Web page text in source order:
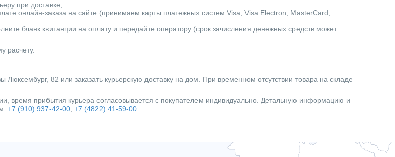
при доставке;
онлайн-заказа на сайте (принимаем карты платежных систем Visa, Visa Electron, MasterCard,
бланк квитанции на оплату и передайте оператору (срок зачисления денежных средств может
расчету.
82 или заказать курьерскую доставку на дом. При временном отсутствии товара на складе
время прибытия курьера согласовывается с покупателем индивидуально. Детальную информацию и
+7 (910) 937-42-00 ,+7 (4822) 41-59-00